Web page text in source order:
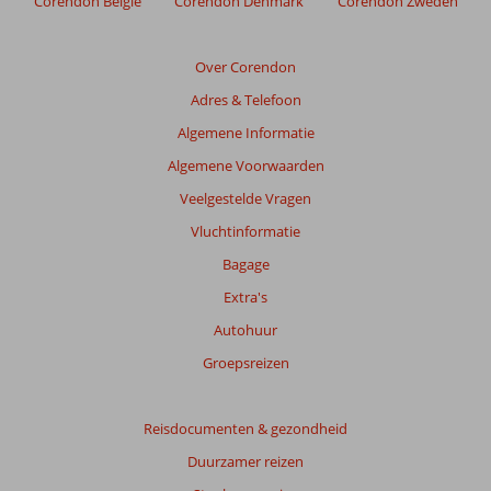
Over Corendon
Adres & Telefoon
Algemene Informatie
Algemene Voorwaarden
Veelgestelde Vragen
Vluchtinformatie
Bagage
Extra's
Autohuur
Groepsreizen
Reisdocumenten & gezondheid
Duurzamer reizen